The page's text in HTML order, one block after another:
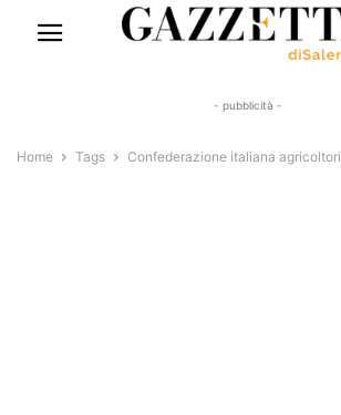
- pubblicità -
Home Tags Confederazione italiana agricoltori